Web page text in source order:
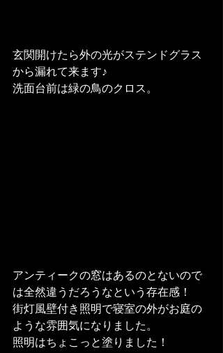
玄関開けたら外の光がステンドグラス
から漏れて来ます♪
洗面台前は緑の鳥のクロス。
アンティークの窓はあるのとないので
は全然違うだろうなという存在感！
街灯風壁付き照明で寝室の外がお庭の
ような雰囲気になりました。
照明はちょこっと塗りました！